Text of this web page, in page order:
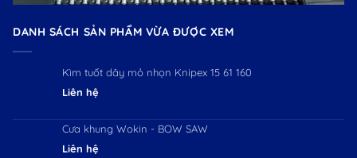
DANH SÁCH SẢN PHẨM VỪA ĐƯỢC XEM
Kìm tuốt dây mỏ nhọn Knipex 15 61 160
Liên hệ
Cưa khung Wokin - BOW SAW
Liên hệ